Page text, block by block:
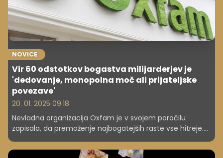
NOVICE
Vir 60 odstotkov bogastva milijarderjev je
'dedovanje, monopolna moč ali prijateljske
povezave'
20. 01. 2025 09.18
Nevladna organizacija Oxfam je v svojem poročilu
zapisala, da premoženje najbogatejših raste vse hitreje.